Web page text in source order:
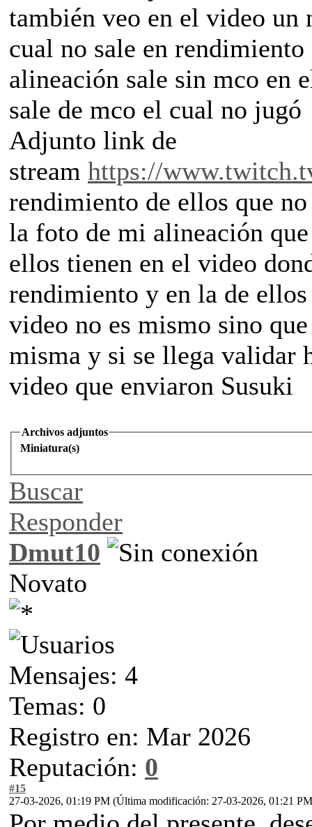
también veo en el video
cual no sale en
alineación sale sin mco en
sale de mco el cual no jugó
Adjunto link de
stream https://
rendimiento de ellos que
la foto de mi alineación
ellos tienen en el video
rendimiento y en la de
video no es mismo sino
misma y si se llega validar
video que enviaron Susuki
Archivos adjuntos
Miniatura(s)
Buscar
Responder
Dmut10
Novato
Mensajes: 4
Temas: 0
Registro en: Mar 2026
Reputación: 0
#15
27-03-2026, 01:19 PM (Última modificación: 27-03-2026, 01:21